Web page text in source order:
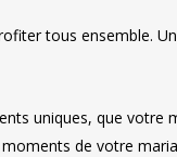
tous ensemble.
uniques, que votre
de votre